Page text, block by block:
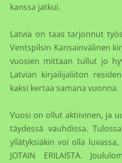
kanssa jatkui.
Latvia on taas tarjonnut
Ventspilsin Kansainvälinen
vuosien mittaan tullut jo
Latvian kirjailijaliiton
kaksi kertaa samana vuonna.
Vuosi on ollut aktiivinen, ja
täydessä vauhdissa.
yllätyksiäkin voi olla
JOTAIN ERILAISTA.